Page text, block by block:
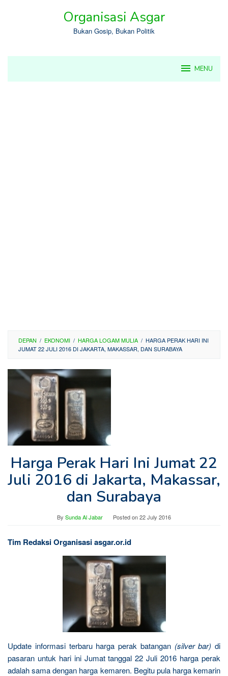
Organisasi Asgar
Bukan Gosip, Bukan Politik
MENU
DEPAN / EKONOMI / HARGA LOGAM MULIA / HARGA PERAK HARI INI
JUMAT 22 JULI 2016 DI JAKARTA, MAKASSAR, DAN SURABAYA
Harga Perak Hari Ini Jumat 22
Juli 2016 di Jakarta, Makassar,
dan Surabaya
By Sunda Al Jabar Posted on22 July 2016
Tim Redaksi Organisasi asgar.or.id
Update informasi terbaru harga perak batangan (silver bar) di
pasaran untuk hari ini Jumat tanggal 22 Juli 2016 harga perak
adalah sama dengan harga kemaren. Begitu pula harga kemarin